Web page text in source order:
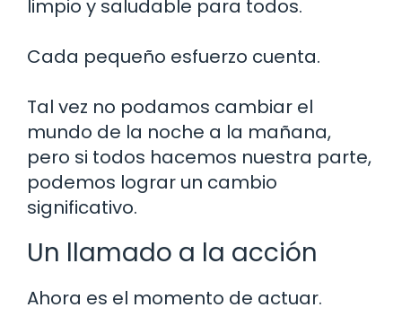
limpio y saludable para todos.
Cada pequeño esfuerzo cuenta.
Tal vez no podamos cambiar el
mundo de la noche a la mañana,
pero si todos hacemos nuestra parte,
podemos lograr un cambio
significativo.
Un llamado a la acción
Ahora es el momento de actuar.